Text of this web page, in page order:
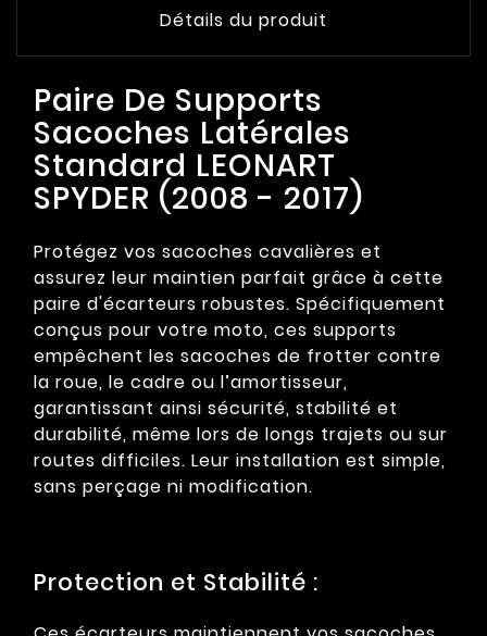
Détails du produit
Paire De Supports
Sacoches Latérales
Standard LEONART
SPYDER (2008 - 2017)
Protégez vos sacoches cavalières et
assurez leur maintien parfait grâce à cette
paire d'écarteurs robustes. Spécifiquement
conçus pour votre moto, ces supports
empêchent les sacoches de frotter contre
la roue, le cadre ou l’amortisseur,
garantissant ainsi sécurité, stabilité et
durabilité, même lors de longs trajets ou sur
routes difficiles. Leur installation est simple,
sans perçage ni modification.
Protection et Stabilité :